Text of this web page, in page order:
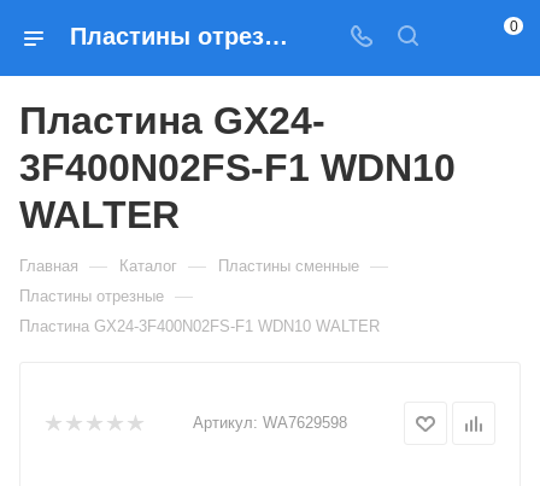
Пластины отрезные Пластина GX24-3F400N02FS-F1 WDN10 WALTER — купить по выгодным ценам в Москве 0
Пластина GX24-
3F400N02FS-F1 WDN10
WALTER
Главная — Каталог — Пластины сменные —
Пластины отрезные —
Пластина GX24-3F400N02FS-F1 WDN10 WALTER
Артикул: WA7629598